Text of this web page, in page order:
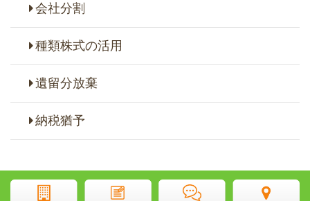
会社分割
種類株式の活用
遺留分放棄
納税猶予